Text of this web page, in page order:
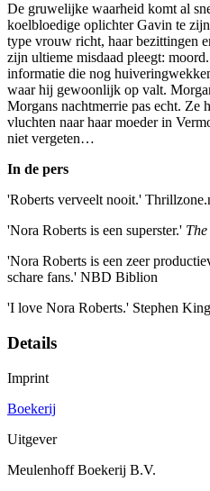
De gruwelijke waarheid komt al
koelbloedige oplichter Gavin te
type vrouw richt, haar bezittingen
zijn ultieme misdaad pleegt:
informatie die nog
waar hij gewoonlijk op valt.
Morgans nachtmerrie pas echt. Ze
vluchten naar haar moeder in
niet vergeten…
In de pers
'Roberts verveelt nooit.'
'Nora Roberts is een superster.'
'Nora Roberts is een zeer
schare fans.' NBD Biblion
'I love Nora Roberts.' Stephen King
Details
Imprint
Boekerij
Uitgever
Meulenhoff Boekerij B.V.